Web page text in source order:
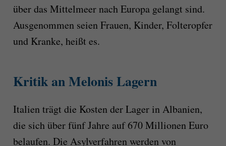
über das Mittelmeer nach Europa gelangt sind.
Ausgenommen seien Frauen, Kinder, Folteropfer
und Kranke, heißt es.
Kritik an Melonis Lagern
Italien trägt die Kosten der Lager in Albanien,
die sich über fünf Jahre auf 670 Millionen Euro
belaufen. Die Asylverfahren werden von